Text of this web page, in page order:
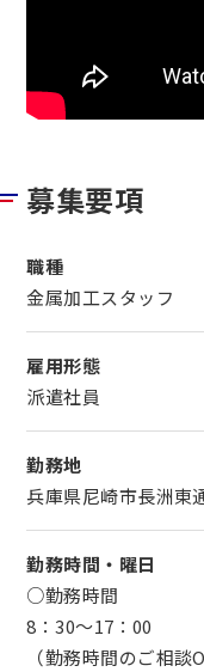
焦らず正確に作業を
ます
・冷暖房完備の快適
○職場見学
随時開催中です
事前に職場の雰囲気
打ち抜きプレス加工
簡単な作業から始め
○安心の安全対策
決められた手順通り
焦らず正確に作業を
○勤務場所について
・本社工場と第2工
・冷暖房完備の快適
○職場見学
随時開催中です
事前に職場の雰囲気
まずはお気軽にご応
募集要項
職種
金属加工スタッフ
雇用形態
派遣社員
勤務地
兵庫県尼崎市長洲東
勤務時間・曜日
○勤務時間
8：30～17：00
（勤務時間のご相談